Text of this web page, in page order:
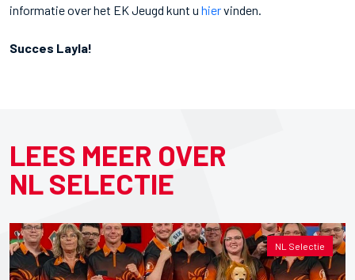
informatie over het EK Jeugd kunt u hiervinden.
Succes Layla!
LEES MEER OVER
NL SELECTIE
NL Selectie